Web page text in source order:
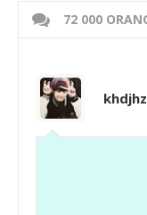
72 000